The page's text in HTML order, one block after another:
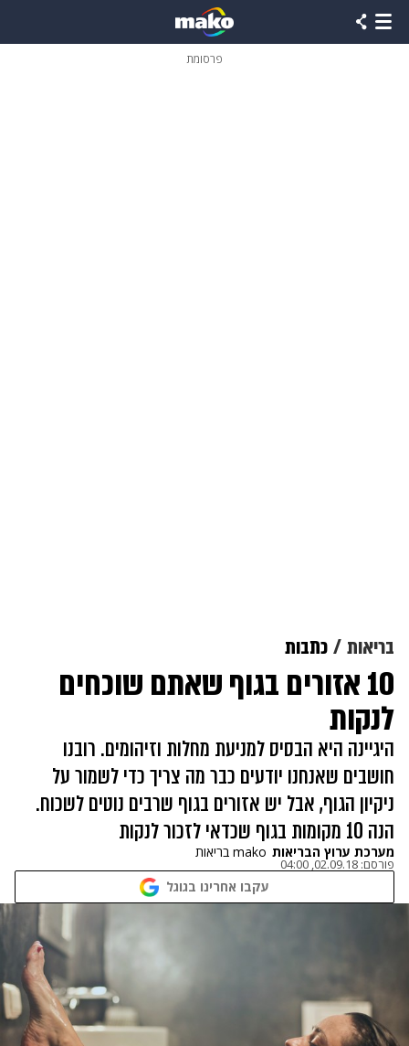
פרסומת
בריאות כתבות
10 אזורים בגוף שאתם שוכחים
לנקות
היגיינה היא הבסיס למניעת מחלות וזיהומים. רובנו
חושבים שאנחנו יודעים כבר מה צריך כדי לשמור על
ניקיון הגוף, אבל יש אזורים בגוף שרבים נוטים לשכוח.
הנה 10 מקומות בגוף שכדאי לזכור לנקות
מערכת ערוץ הבריאות mako בריאות
פורסם: 02.09.18, 04:00
עקבו אחרינו בגוגל